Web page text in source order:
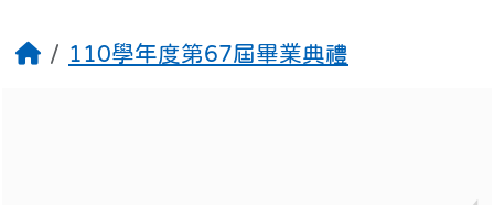
110學年度第67屆畢業典禮